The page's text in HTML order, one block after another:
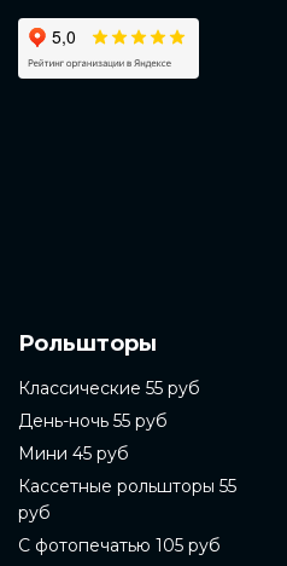
Рольшторы
Классические 55 руб
День-ночь 55 руб
Мини 45 руб
Кассетные рольшторы 55
руб
С фотопечатью 105 руб